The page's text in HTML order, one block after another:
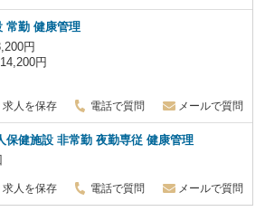
常勤 健康管理
円
円
求人を保存 電話で質問 メールで質問
保健施設非常勤夜勤専従 健康管理
求人を保存 電話で質問 メールで質問